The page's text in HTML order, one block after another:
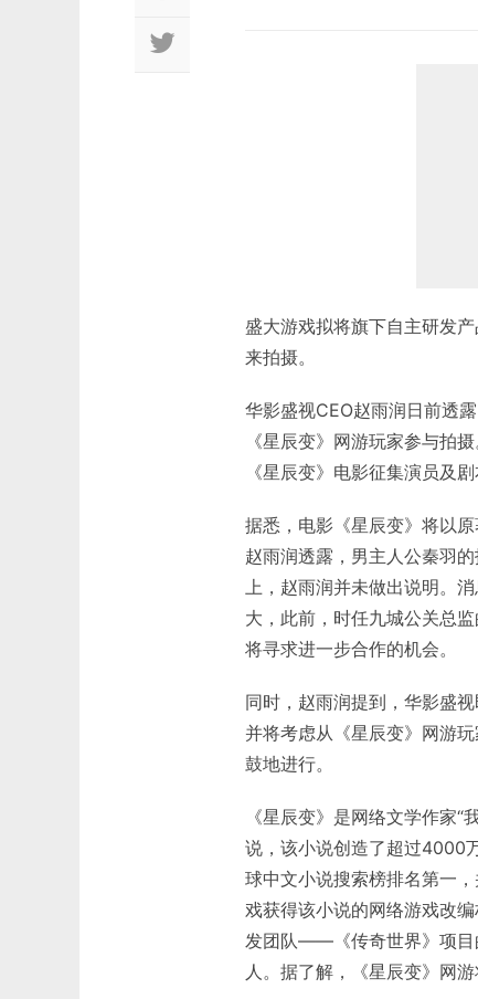
盛大游戏拟将旗下自主研发
来拍摄。
华影盛视CEO赵雨润日前透
《星辰变》网游玩家参与拍
《星辰变》电影征集演员及剧
据悉，电影《星辰变》将以
赵雨润透露，男主人公秦羽
上，赵雨润并未做出说明。
大，此前，时任九城公关总
将寻求进一步合作的机会。
同时，赵雨润提到，华影盛
并将考虑从《星辰变》网游
鼓地进行。
《星辰变》是网络文学作家
说，该小说创造了超过4000
球中文小说搜索榜排名第一
戏获得该小说的网络游戏改
发团队——《传奇世界》项目
人。据了解，《星辰变》网